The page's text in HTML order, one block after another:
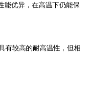
优异，在高温下仍能保
较高的耐高温性，但相